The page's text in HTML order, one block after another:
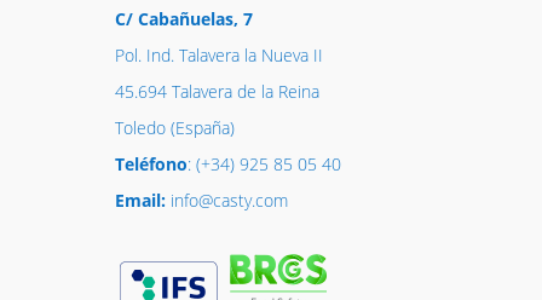
C/ Cabañuelas, 7
Pol. Ind. Talavera la Nueva II
45.694 Talavera de la Reina
Toledo (España)
Teléfono: (+34) 925 85 05 40
Email:info@casty.com